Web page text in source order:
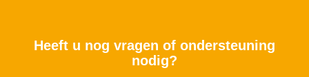
Heeft u nog vragen of ondersteuning
nodig?